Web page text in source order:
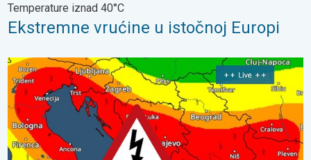
Temperature iznad 40°C
Ekstremne vrućine u istočnoj Europi
Jake oluje uzrokovale štetu u utorak. Olujni vjetar i led. . .